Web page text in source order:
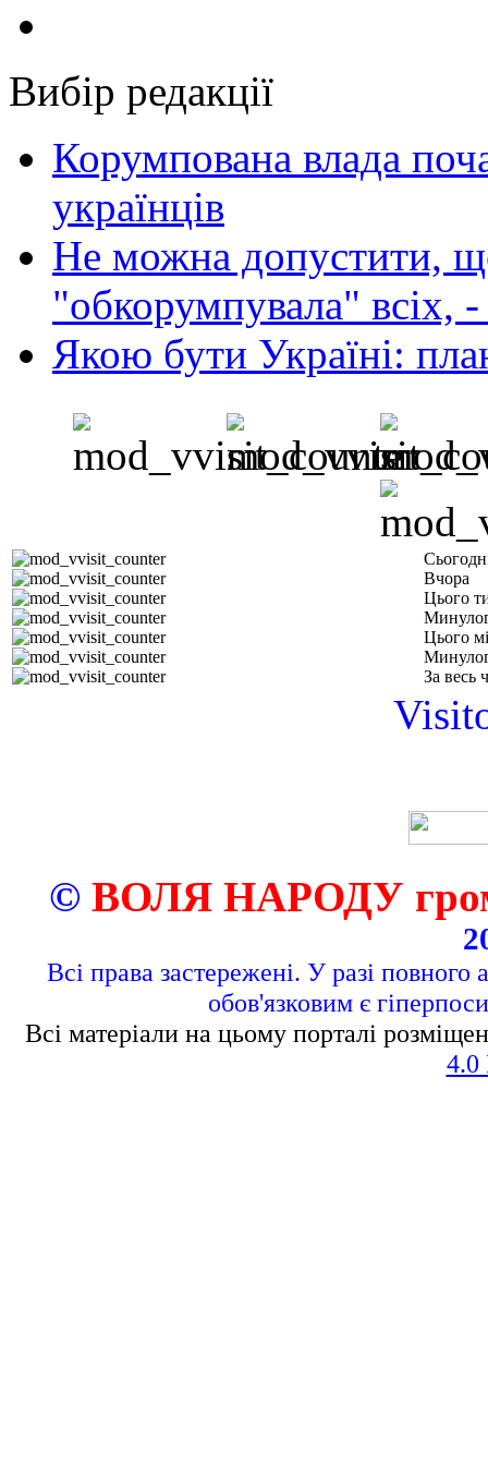
Вибір редакції
Корумпована влада
українців
Не можна допустити,
"обкорумпувала" всіх,
Якою бути Україні:
Вчора
Цього
Цього
За весь
© ВОЛЯ НАРОДУ
Всі права застережені. У разі повного
обов'язковим є
Всі матеріали на цьому порталі
4.0